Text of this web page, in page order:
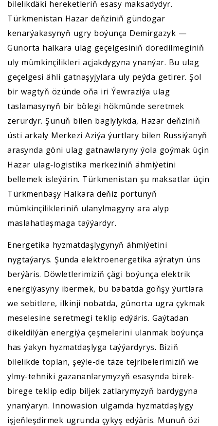
bilelikdäki hereketleriň esasy maksadydyr.
Türkmenistan Hazar deňziniň gündogar
kenarýakasynyň ugry boýunça Demirgazyk —
Günorta halkara ulag geçelgesiniň döredilmeginiň
uly mümkinçilikleri açjakdygyna ynanýar. Bu ulag
geçelgesi ähli gatnaşyjylara uly peýda getirer. Şol
bir wagtyň özünde oňa iri Ýewraziýa ulag
taslamasynyň bir bölegi hökmünde seretmek
zerurdyr. Şunuň bilen baglylykda, Hazar deňziniň
üsti arkaly Merkezi Aziýa ýurtlary bilen Russiýanyň
arasynda göni ulag gatnawlaryny ýola goýmak üçin
Hazar ulag-logistika merkeziniň ähmiýetini
bellemek isleýärin. Türkmenistan şu maksatlar üçin
Türkmenbaşy Halkara deňiz portunyň
mümkinçilikleriniň ulanylmagyny ara alyp
maslahatlaşmaga taýýardyr.
Energetika hyzmatdaşlygynyň ähmiýetini
nygtaýarys. Şunda elektroenergetika aýratyn üns
berýäris. Döwletlerimiziň çägi boýunça elektrik
energiýasyny ibermek, bu babatda goňşy ýurtlara
we sebitlere, ilkinji nobatda, günorta ugra çykmak
meselesine seretmegi teklip edýäris. Gaýtadan
dikeldilýän energiýa çeşmelerini ulanmak boýunça
has ýakyn hyzmatdaşlyga taýýardyrys. Biziň
bilelikde toplan, şeýle-de täze tejribelerimiziň we
ylmy-tehniki gazananlarymyzyň esasynda birek-
birege teklip edip biljek zatlarymyzyň bardygyna
ynanýaryn. Innowasion ulgamda hyzmatdaşlygy
işjeňleşdirmek ugrunda çykyş edýäris. Munuň özi